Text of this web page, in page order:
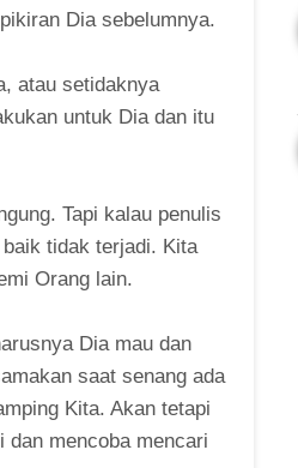
Dia sebelumnya.
atau setidaknya
untuk Dia dan itu
Tapi kalau penulis
tidak terjadi. Kita
Orang lain.
Dia mau dan
saat senang ada
Kita. Akan tetapi
mencoba mencari